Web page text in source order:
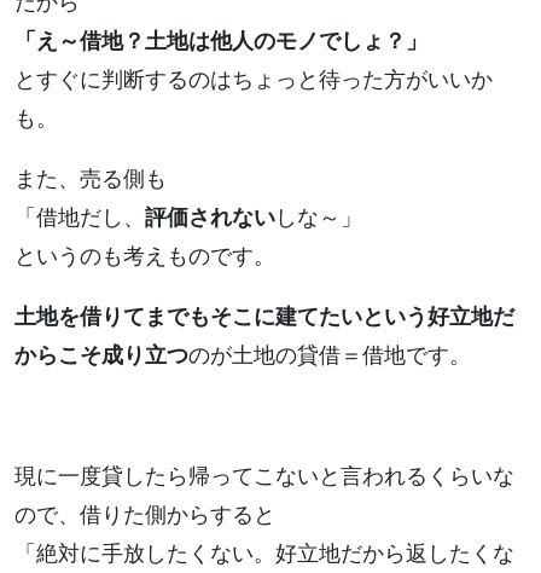
「え～借地？土地は他人のモノでしょ？」
とすぐに判断するのはちょっと待った方がいいか
も。
また、売る側も
「借地だし、 評価されない しな～」
というのも考えものです。
土地を借りてまでもそこに建てたいという好立地だ
からこそ成り立つのが土地の貸借＝借地です。
現に一度貸したら帰ってこないと言われるくらいな
ので、借りた側からすると
「絶対に手放したくない。好立地だから返したくな